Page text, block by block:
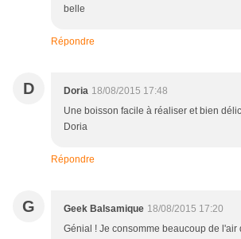
belle
Répondre
D Doria 18/08/2015 17:48
Une boisson facile à réaliser et bien
Doria
Répondre
G Geek Balsamique 18/08/2015 17:20
Génial ! Je consomme beaucoup de l'air